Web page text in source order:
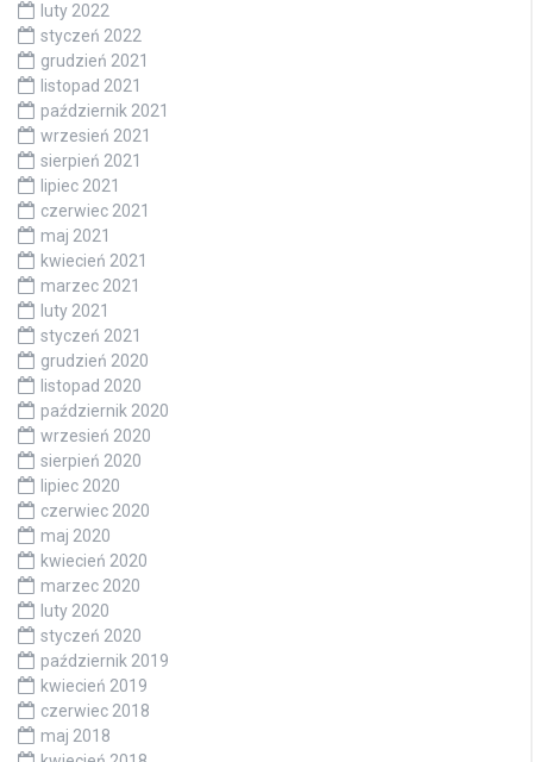
luty 2022
styczeń 2022
grudzień 2021
listopad 2021
październik 2021
wrzesień 2021
sierpień 2021
lipiec 2021
czerwiec 2021
maj 2021
kwiecień 2021
marzec 2021
luty 2021
styczeń 2021
grudzień 2020
listopad 2020
październik 2020
wrzesień 2020
sierpień 2020
lipiec 2020
czerwiec 2020
maj 2020
kwiecień 2020
marzec 2020
luty 2020
styczeń 2020
październik 2019
kwiecień 2019
czerwiec 2018
maj 2018